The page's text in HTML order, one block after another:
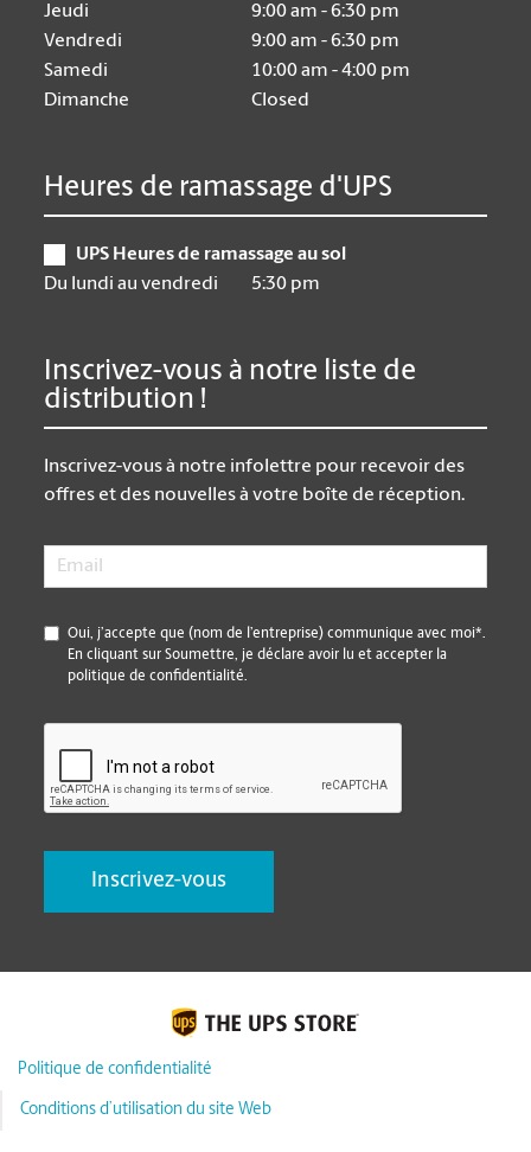
Jeudi
9:00 am - 6:30 pm
Vendredi
9:00 am - 6:30 pm
Samedi
10:00 am - 4:00 pm
Dimanche
Closed
Heures de ramassage d'UPS
UPS Heures de ramassage au sol
Du lundi au vendredi
5:30 pm
Inscrivez-vous à notre liste de
distribution !
Inscrivez-vous à notre infolettre pour recevoir des
offres et des nouvelles à votre boîte de réception.
Email
*
Oui, j’accepte que (nom de l’entreprise) communique avec moi*.
En cliquant sur Soumettre, je déclare avoir lu et accepter la
politique de confidentialité.
Politique de confidentialité
Conditions d’utilisation du site Web